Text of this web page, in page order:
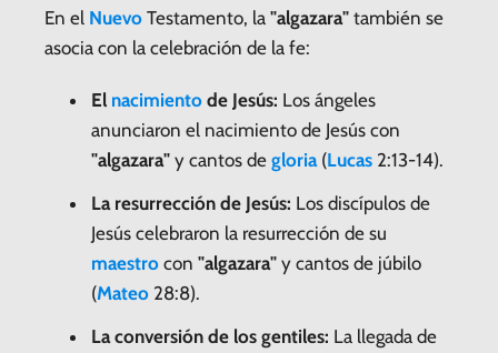
En el Nuevo Testamento, la "algazara" también se
asocia con la celebración de la fe:
El nacimiento de Jesús: Los ángeles
anunciaron el nacimiento de Jesús con
"algazara" y cantos de gloria(Lucas 2:13-14).
La resurrección de Jesús: Los discípulos de
Jesús celebraron la resurrección de su
maestro con "algazara" y cantos de júbilo
(Mateo 28:8).
La conversión de los gentiles: La llegada de